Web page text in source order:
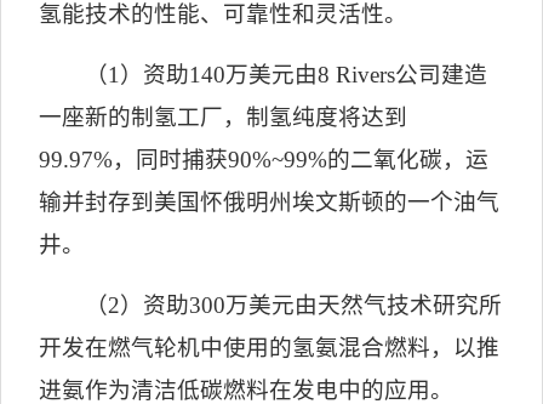
氢能技术的性能、可靠性和灵活性。
（1 ）资助140万美元由8 Rivers公司建造
一座新的制氢工厂，制氢纯度将达到
99.97%，同时捕获90%~99%的二氧化碳，运
输并封存到美国怀俄明州埃文斯顿的一个油气
井。
（2）资助300万美元由天然气技术研究所
开发在燃气轮机中使用的氢氨混合燃料，以推
进氨作为清洁低碳燃料在发电中的应用。